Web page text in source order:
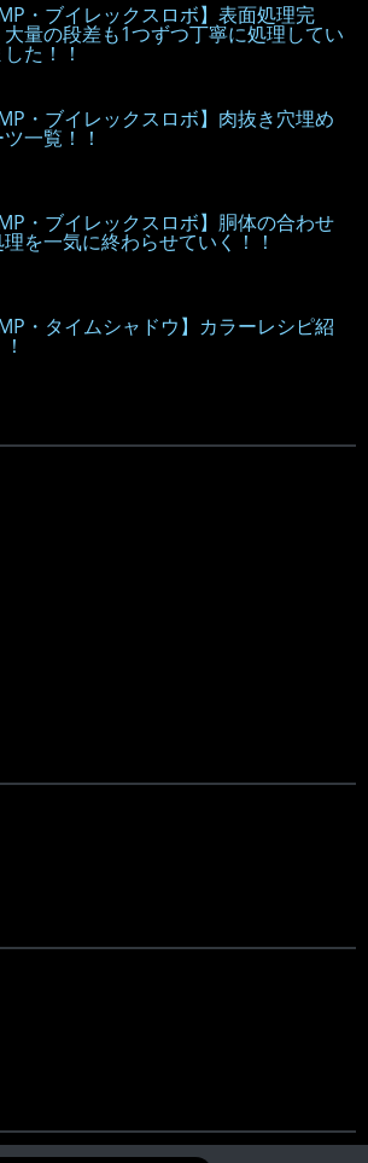
・ブイレックスロボ】表面処理完
大量の段差も1つずつ丁寧に処理してい
た！！
・ブイレックスロボ】肉抜き穴埋め
一覧！！
・ブイレックスロボ】胴体の合わせ
理を一気に終わらせていく！！
・タイムシャドウ】カラーレシピ紹